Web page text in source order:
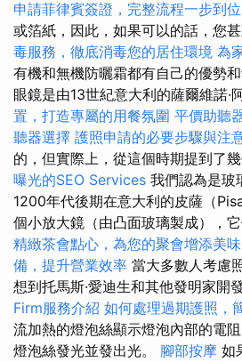
申請菲律賓簽證，完整流程一步到位
或箔紙，因此，如果可以的話，您
毒服務，徹底消毒您的居住環境 為
有機和無機防曬霜都有自己的優勢
眼鏡是由13世紀意大利的薩爾維諾·
置，打造專屬的用餐氛圍 平價助聽
聽器選擇 護照申請的必要步驟與注
的，但實際上，從這個時期提到了
曝光的SEO Services 我們認為是玻
1200年代後期在意大利的皮薩（
個小放大鏡（由凸面玻璃製成），它
精緻茶會點心，為您的聚會增添美味
備，提升營業效率 當大多數人考慮
想到托馬斯·愛迪生和其他發明家開
Firm服務介紹 如何處理過期護照，
流加熱的燈泡絲顯示燈泡內部的電
燈泡絲發光並發出光。 腳部按摩 如